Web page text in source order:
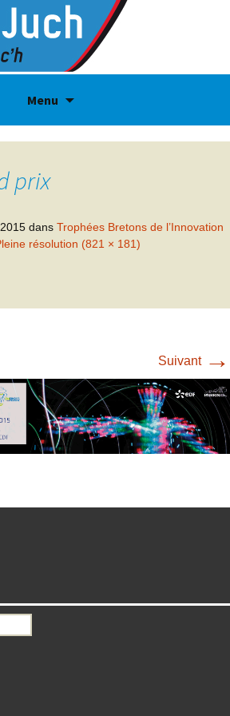
Menu
prix
dans Trophées Bretons de l’Innovation
résolution (821 × 181)
Suivant →